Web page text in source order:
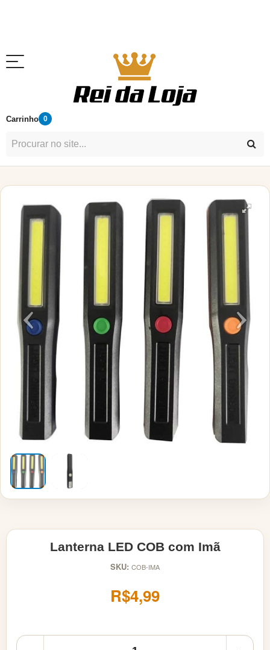
Carrinho 0
Lanterna LED COB com Imã
SKU: COB-IMA
R$4,99